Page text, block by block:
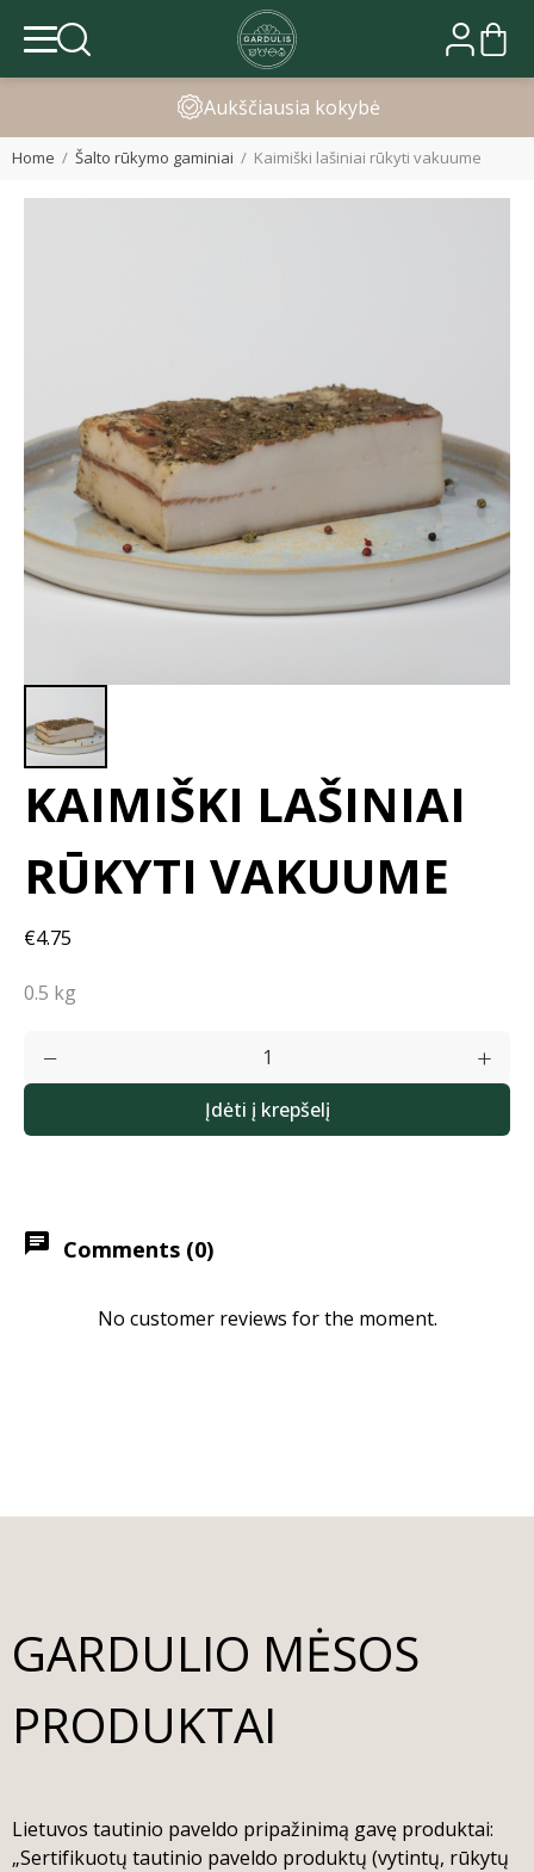
Greitas
Home Šalto rūkymo gaminiai Kaimiški lašiniai rūkyti vakuume
KAIMIŠKI LAŠINIAI
RŪKYTI VAKUUME
€4.75
0.5 kg
Įdėti į krepšelį
chat Comments (0)
No customer reviews for the moment.
GARDULIO MĖSOS
PRODUKTAI
Lietuvos tautinio paveldo pripažinimą gavę produktai:
„Sertifikuotų tautinio paveldo produktų (vytintų, rūkytų